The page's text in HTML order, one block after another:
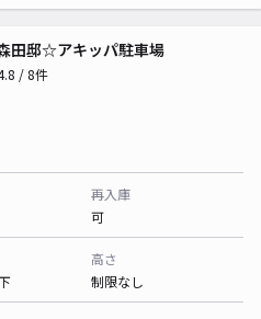
田邸☆アキッパ駐車場
/ 8件
再入庫
可
高さ
制限なし